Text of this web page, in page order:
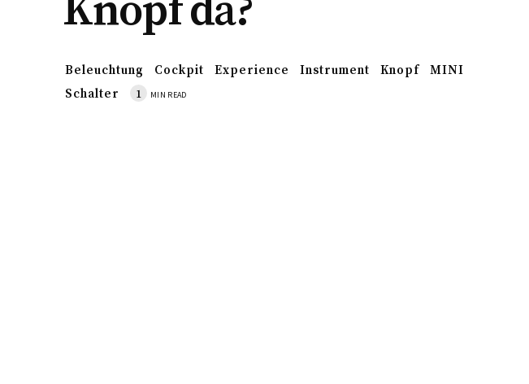
Knopf da?
Beleuchtung Cockpit Experience Instrument Knopf
MINI
Schalter
1 MIN READ